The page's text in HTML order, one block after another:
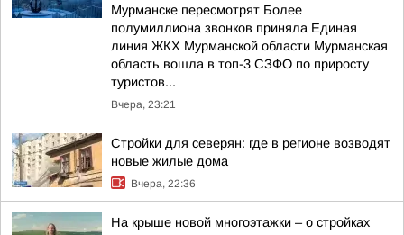
Мурманске пересмотрят Более
полумиллиона звонков приняла Единая
линия ЖКХ Мурманской области Мурманская
область вошла в топ-3 СЗФО по приросту
туристов...
Вчера, 23:21
Стройки для северян: где в регионе возводят
новые жилые дома
Вчера, 22:36
На крыше новой многоэтажки – о стройках